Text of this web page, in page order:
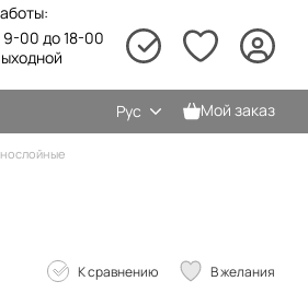
9-00 до 18-00
Рус Мой заказ
К сравнению В желания